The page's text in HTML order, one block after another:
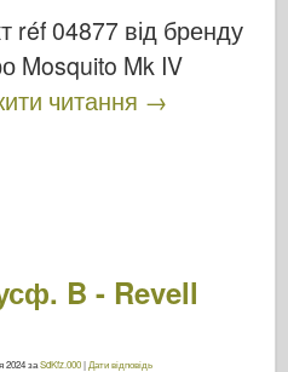
réf 04877 від бренду
Mosquito Mk IV
читання →
B - Revell
2024заSdKfz.000| Дати відповідь